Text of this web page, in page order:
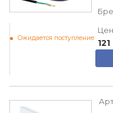
Ожидается поступление